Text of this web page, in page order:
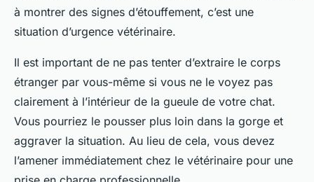
à montrer des signes d’étouffement, c’est une
situation d’urgence vétérinaire.
Il est important de ne pas tenter d’extraire le corps
étranger par vous-même si vous ne le voyez pas
clairement à l’intérieur de la gueule de votre chat.
Vous pourriez le pousser plus loin dans la gorge et
aggraver la situation. Au lieu de cela, vous devez
l’amener immédiatement chez le vétérinaire pour une